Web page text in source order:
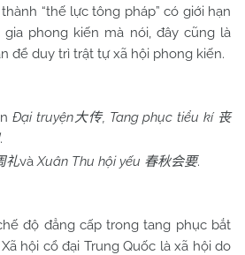
“thế lực tông pháp” có giới hạn
phong kiến mà nói, đây cũng là
để duy trì trật tự xã hội phong kiến.
Đại truyện大传, Tang phục tiểu kí 丧
.
礼vàXuân Thu hội yếu 春秋会要.
độ đẳng cấp trong tang phục bắt
hội cổ đại Trung Quốc là xã hội do